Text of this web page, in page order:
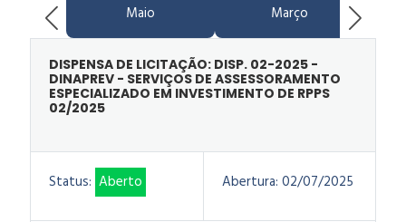
Maio Março
DISPENSA DE LICITAÇÃO: DISP. 02-2025 -
DINAPREV - SERVIÇOS DE ASSESSORAMENTO
ESPECIALIZADO EM INVESTIMENTO DE RPPS
02/2025
Status: Aberto Abertura: 02/07/2025